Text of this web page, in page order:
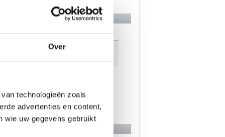
Over
technologieën zoals
advertenties en content,
wie uw gegevens gebruikt